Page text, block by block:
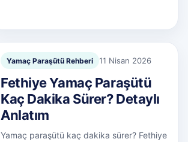
Yamaç Paraşütü Rehberi 11 Nisan 2026
Fethiye Yamaç Paraşütü
Kaç Dakika Sürer? Detaylı
Anlatım
Yamaç paraşütü kaç dakika sürer? Fethiye